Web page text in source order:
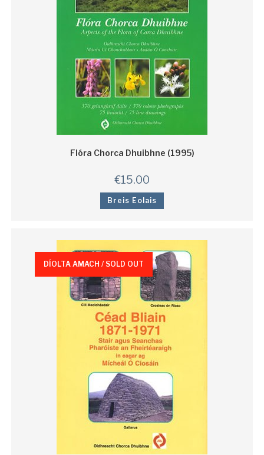
Flóra Chorca Dhuibhne (1995)
€15.00
Breis Eolais
DÍOLTA AMACH / SOLD OUT